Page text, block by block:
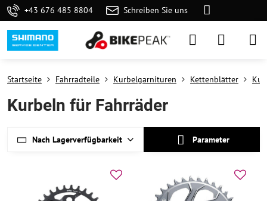
+43 676 485 8804 Schreiben Sie uns
Startseite Fahrradteile Kurbelgarnituren Kettenblätter
Kurbeln für Fahrräder
Nach Lagerverfügbarkeit Parameter